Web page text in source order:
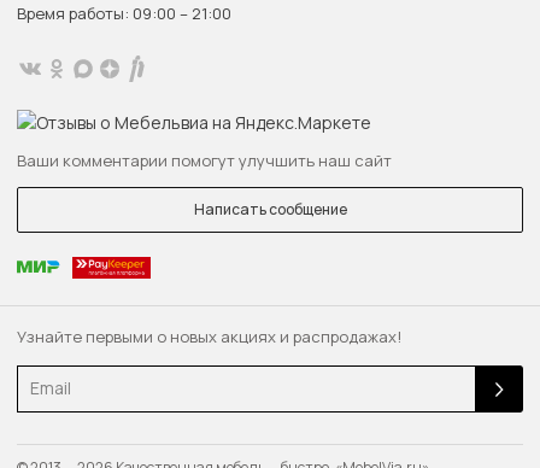
Узнайте первыми о новых акциях и распродажах!
Время работы: 09:00 – 21:00
Ваши комментарии помогут улучшить наш сайт
Написать сообщение